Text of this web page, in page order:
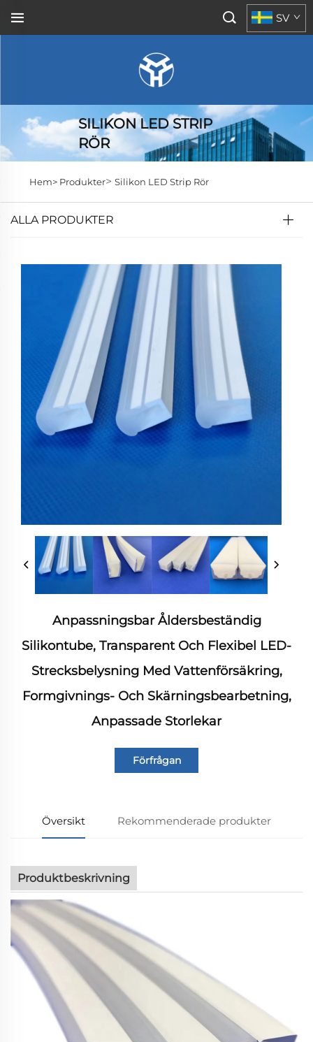
SV
SILIKON LED STRIP
RÖR
Hem> Produkter> Silikon LED Strip Rör
ALLA PRODUKTER
Anpassningsbar Åldersbeständig
Silikontube, Transparent Och Flexibel LED-
Strecksbelysning Med Vattenförsäkring,
Formgivnings- Och Skärningsbearbetning,
Anpassade Storlekar
Förfrågan
Översikt Rekommenderade produkter
Produktbeskrivning